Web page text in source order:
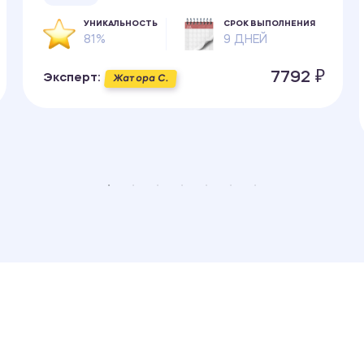
УНИКАЛЬНОСТЬ
81%
СРОК ВЫПОЛНЕНИЯ
9 ДНЕЙ
Эксперт: Жатора С. 7792 ₽